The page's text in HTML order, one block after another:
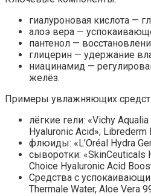
гиалуроновая кислота —
алоэ вера —
пантенол —
глицерин — удержание
ниацинамид —
желёз.
Примеры увлажняющих
лёгкие гели: «Vichy
Hyaluronic Acid»;
флюиды: «L’Oréal Hydra
сыворотки: «SkinCeuticals
Choice Hyaluronic Acid
Средства с
Thermale Water, Aloe Vera